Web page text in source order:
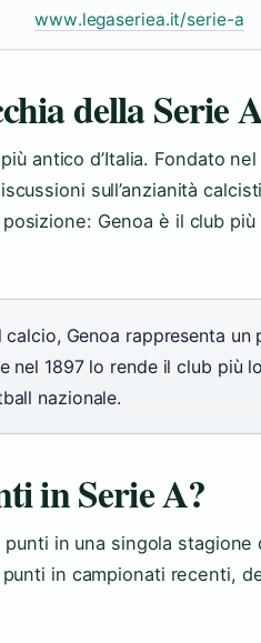
www.legaseriea.it/serie-a
della Serie
antico d’Italia. Fondato
sull’anzianità
Genoa è il club più
Genoa rappresenta un
1897 lo rende il club più
nazionale.
in Serie A?
in una singola stagione
in campionati recenti,